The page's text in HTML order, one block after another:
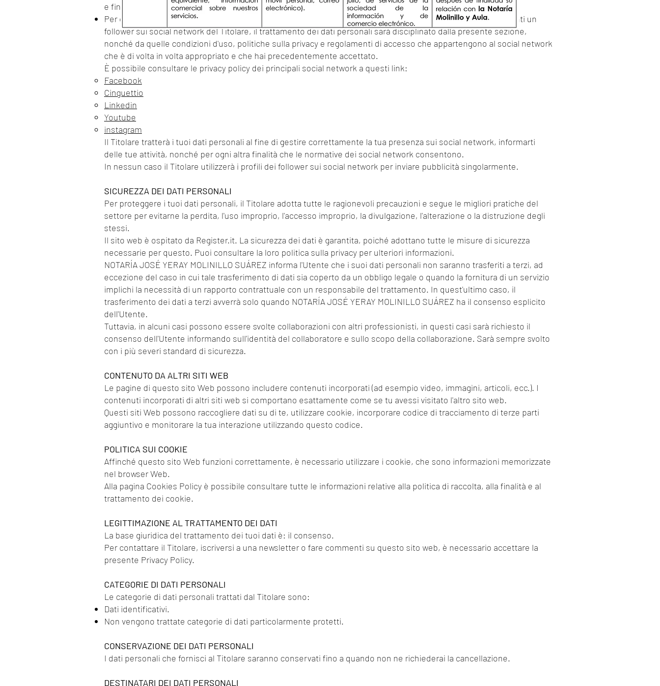
e finalità sono dettagliate nella Cookies Policy.
Per gestire i social network. NOTAIO JOSÉ YERAY MOLINILLO SUÁREZ è presente sui social network. Se diventi un
follower sui social network del Titolare, il trattamento dei dati personali sarà disciplinato dalla presente sezione,
nonché da quelle condizioni d'uso, politiche sulla privacy e regolamenti di accesso che appartengono al social network
che è di volta in volta appropriato e che hai precedentemente accettato.
È possibile consultare le privacy policy dei principali social network a questi link:
Facebook
Cinguettio
Linkedin
Youtube
instagram
Il Titolare tratterà i tuoi dati personali al fine di gestire correttamente la tua presenza sui social network, informarti
delle tue attività, nonché per ogni altra finalità che le normative dei social network consentono.
In nessun caso il Titolare utilizzerà i profili dei follower sui social network per inviare pubblicità singolarmente.
SICUREZZA DEI DATI PERSONALI
Per proteggere i tuoi dati personali, il Titolare adotta tutte le ragionevoli precauzioni e segue le migliori pratiche del
settore per evitarne la perdita, l'uso improprio, l'accesso improprio, la divulgazione, l'alterazione o la distruzione degli
stessi.
Il sito web è ospitato da Register.it. La sicurezza dei dati è garantita, poiché adottano tutte le misure di sicurezza
necessarie per questo. Puoi consultare la loro politica sulla privacy per ulteriori informazioni.
NOTARÍA JOSÉ YERAY MOLINILLO SUÁREZ informa l'Utente che i suoi dati personali non saranno trasferiti a terzi, ad
eccezione del caso in cui tale trasferimento di dati sia coperto da un obbligo legale o quando la fornitura di un servizio
implichi la necessità di un rapporto contrattuale con un responsabile del trattamento. In quest'ultimo caso, il
trasferimento dei dati a terzi avverrà solo quando NOTARÍA JOSÉ YERAY MOLINILLO SUÁREZ ha il consenso esplicito
dell'Utente.
Tuttavia, in alcuni casi possono essere svolte collaborazioni con altri professionisti, in questi casi sarà richiesto il
consenso dell'Utente informando sull'identità del collaboratore e sullo scopo della collaborazione. Sarà sempre svolto
con i più severi standard di sicurezza.
CONTENUTO DA ALTRI SITI WEB
Le pagine di questo sito Web possono includere contenuti incorporati (ad esempio video, immagini, articoli, ecc.). I
contenuti incorporati di altri siti web si comportano esattamente come se tu avessi visitato l'altro sito web.
Questi siti Web possono raccogliere dati su di te, utilizzare cookie, incorporare codice di tracciamento di terze parti
aggiuntivo e monitorare la tua interazione utilizzando questo codice.
POLITICA SUI COOKIE
Affinché questo sito Web funzioni correttamente, è necessario utilizzare i cookie, che sono informazioni memorizzate
nel browser Web.
Alla pagina Cookies Policy è possibile consultare tutte le informazioni relative alla politica di raccolta, alla finalità e al
trattamento dei cookie.
LEGITTIMAZIONE AL TRATTAMENTO DEI DATI
La base giuridica del trattamento dei tuoi dati è: il consenso.
Per contattare il Titolare, iscriversi a una newsletter o fare commenti su questo sito web, è necessario accettare la
presente Privacy Policy.
CATEGORIE DI DATI PERSONALI
Le categorie di dati personali trattati dal Titolare sono:
Dati identificativi.
Non vengono trattate categorie di dati particolarmente protetti.
CONSERVAZIONE DEI DATI PERSONALI
I dati personali che fornisci al Titolare saranno conservati fino a quando non ne richiederai la cancellazione.
DESTINATARI DEI DATI PERSONALI